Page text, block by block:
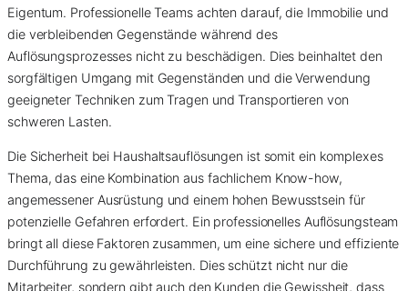
Eigentum. Professionelle Teams achten darauf, die Immobilie und
die verbleibenden Gegenstände während des
Auflösungsprozesses nicht zu beschädigen. Dies beinhaltet den
sorgfältigen Umgang mit Gegenständen und die Verwendung
geeigneter Techniken zum Tragen und Transportieren von
schweren Lasten.
Die Sicherheit bei Haushaltsauflösungen ist somit ein komplexes
Thema, das eine Kombination aus fachlichem Know-how,
angemessener Ausrüstung und einem hohen Bewusstsein für
potenzielle Gefahren erfordert. Ein professionelles Auflösungsteam
bringt all diese Faktoren zusammen, um eine sichere und effiziente
Durchführung zu gewährleisten. Dies schützt nicht nur die
Mitarbeiter, sondern gibt auch den Kunden die Gewissheit, dass